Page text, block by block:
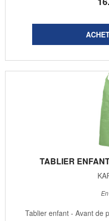
TABLIER
Tablier enfant - Avant de